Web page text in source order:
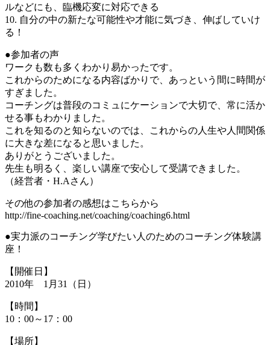
ルなどにも、臨機応変に対応できる
10. 自分の中の新たな可能性や才能に気づき、伸ばしていけ
る！
●参加者の声
ワークも数も多くわかり易かったです。
これからのためになる内容ばかりで、あっという間に時間が
すぎました。
コーチングは普段のコミュにケーションで大切で、常に活か
せる事もわかりました。
これを知るのと知らないのでは、これからの人生や人間関係
に大きな差になると思いました。
ありがとうございました。
先生も明るく、楽しい講座で安心して受講できました。
（経営者・H.Aさん）
その他の参加者の感想はこちらから
http://fine-coaching.net/coaching/coaching6.html
●実力派のコーチング学びたい人のためのコーチング体験講
座！
【開催日】
2010年 1月31（日）
【時間】
10：00～17：00
【場所】